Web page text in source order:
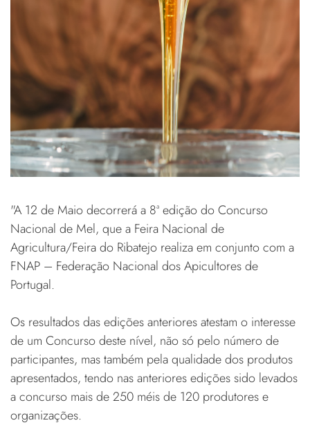
"A 12 de Maio decorrerá a 8ª edição do Concurso
Nacional de Mel, que a Feira Nacional de
Agricultura/Feira do Ribatejo realiza em conjunto com a
FNAP – Federação Nacional dos Apicultores de
Portugal.
Os resultados das edições anteriores atestam o interesse
de um Concurso deste nível, não só pelo número de
participantes, mas também pela qualidade dos produtos
apresentados, tendo nas anteriores edições sido levados
a concurso mais de 250 méis de 120 produtores e
organizações.